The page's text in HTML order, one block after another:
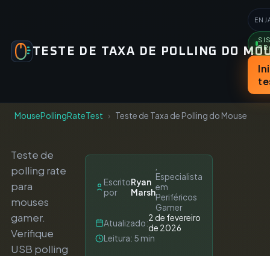
TESTE DE TAXA DE POLLING DO
EN
MousePollingRateTest Teste de Taxa de Polling do Mouse
Teste de
polling rate
para
mouses
gamer.
Verifique
USB polling
Escrito
por
Ryan
Marsh
Especialista
em
Periféricos
Gamer
Atualizado:2 de fevereiro
de 2026
Leitura: 5 min